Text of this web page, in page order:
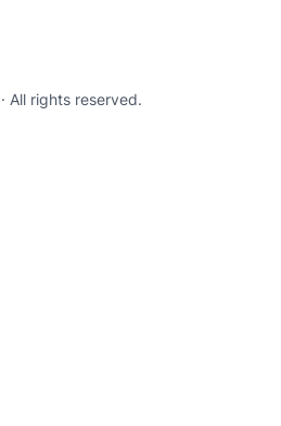
· All rights reserved.